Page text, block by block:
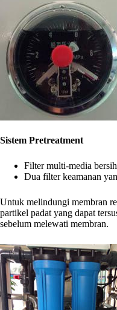
Sistem Pretreatment
Filter multi-media
Dua filter keamanan
Untuk melindungi membran
partikel padat yang dapat
sebelum melewati membran.